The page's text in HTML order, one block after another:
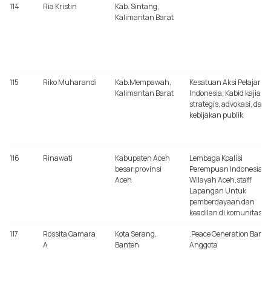
114 Ria Kristin
Kab. Sintang,
Kalimantan Barat
115 Riko Muharandi
Kab.Mempawah,
Kalimantan Barat
Kesatuan Aksi Pelajar
Indonesia, Kabid kajian
strategis, advokasi, dan
kebijakan publik
116 Rinawati
Kabupaten Aceh
besar,provinsi
Aceh
Lembaga Koalisi
Perempuan Indonesia
Wilayah Aceh,staff
Lapangan Untuk
pemberdayaan dan
keadilan di komunitas
117
Rossita Qamara
A
Kota Serang,
Banten
.Peace Generation
Anggota